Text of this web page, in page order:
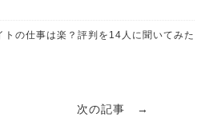
トの仕事は楽？評判を14人に聞いてみた
次の記事 →